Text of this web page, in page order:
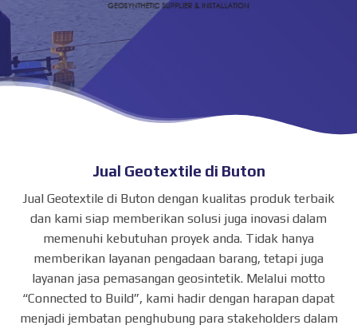
Jual Geotextile di Buton
Jual Geotextile di Buton dengan kualitas produk terbaik
dan kami siap memberikan solusi juga inovasi dalam
memenuhi kebutuhan proyek anda. Tidak hanya
memberikan layanan pengadaan barang, tetapi juga
layanan jasa pemasangan geosintetik. Melalui motto
“Connected to Build”, kami hadir dengan harapan dapat
menjadi jembatan penghubung para stakeholders dalam